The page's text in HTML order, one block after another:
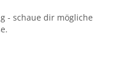
- schaue dir mögliche